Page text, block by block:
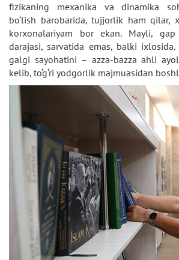
fizikaning mexanika va dinamika
bo‘lish barobarida, tujjorlik ham qilar,
korxonalariyam bor ekan. Mayli,
darajasi, sarvatida emas, balki ixlosida.
galgi sayohatini – azza-bazza ahli
kelib, to‘g‘ri yodgorlik majmuasidan